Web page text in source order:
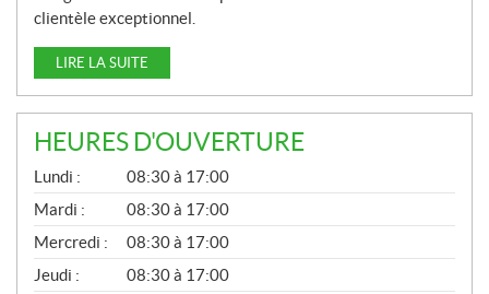
clientèle exceptionnel.
LIRE LA SUITE
HEURES D'OUVERTURE
G
É
N
É
R
A
L
Lundi :
08:30 à 17:00
Mardi :
08:30 à 17:00
Mercredi :
08:30 à 17:00
Jeudi :
08:30 à 17:00